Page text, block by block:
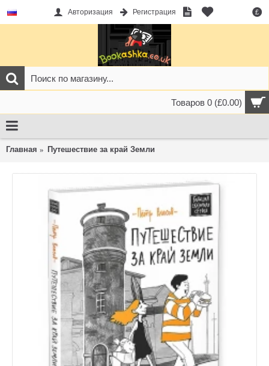
£
Авторизация Регистрация
Товаров 0 (£0.00)
Главная Путешествие за край Земли